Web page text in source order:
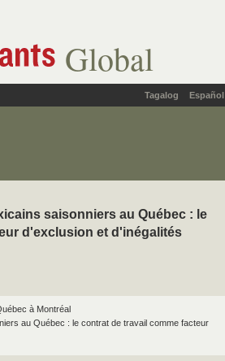
Global
Tagalog Español
saisonniers au Québec : le
d'exclusion et d'inégalités
à Montréal
au Québec : le contrat de travail comme facteur